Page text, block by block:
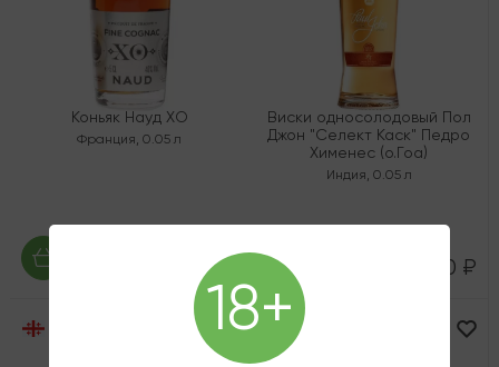
Коньяк Науд ХО
Франция,0.05 л
2 670 ₽
Виски односолодовый Пол
Джон "Селект Каск" Педро
Хименес (о.Гоа)
Индия, 0.05 л
1 790 ₽
18+